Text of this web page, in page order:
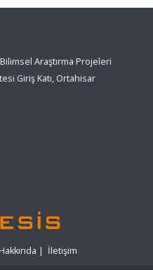
Araştırma Projeleri
Giriş Katı, Ortahisar
| İletişim